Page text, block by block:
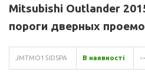
Mitsubishi Outlander
пороги дверных
JMTMO15IDSPA В наявності